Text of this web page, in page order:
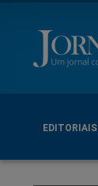
EDITORIAIS